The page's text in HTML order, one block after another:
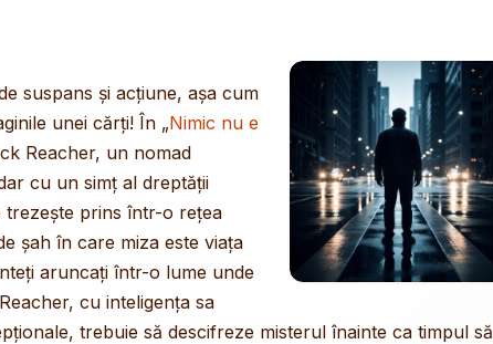
suspans și acțiune, așa cum
unei cărți! În „Nimic nu e
Reacher, un nomad
cu un simț al dreptății
trezește prins într-o rețea
șah în care miza este viața
aruncați într-o lume unde
cu inteligența sa
trebuie să descifreze misterul înainte ca timpul să